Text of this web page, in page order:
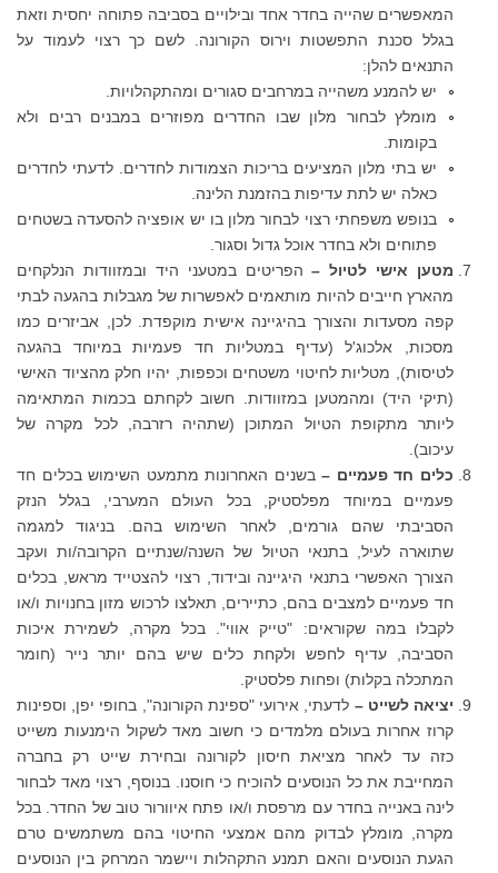
המאפשרים שהייה בחדר אחד ובילויים בסביבה פתוחה יחסית וזאת
בגלל סכנת התפשטות וירוס הקורונה. לשם כך רצוי לעמוד על
התנאים להלן:
יש להמנע משהייה במרחבים סגורים ומהתקהלויות.
מומלץ לבחור מלון שבו החדרים מפוזרים במבנים רבים ולא
בקומות.
יש בתי מלון המציעים בריכות הצמודות לחדרים. לדעתי לחדרים
כאלה יש לתת עדיפות בהזמנת הלינה.
בנופש משפחתי רצוי לבחור מלון בו יש אופציה להסעדה בשטחים
פתוחים ולא בחדר אוכל גדול וסגור.
מטען אישי לטיול –הפריטים במטעני היד ובמזוודות הנלקחים
מהארץ חייבים להיות מותאמים לאפשרות של מגבלות בהגעה לבתי
קפה מסעדות והצורך בהיגיינה אישית מוקפדת. לכן, אביזרים כמו
מסכות, אלכוג'ל (עדיף במטליות חד פעמיות במיוחד בהגעה
לטיסות), מטליות לחיטוי משטחים וכפפות, יהיו חלק מהציוד האישי
(תיקי היד) ומהמטען במזוודות. חשוב לקחתם בכמות המתאימה
ליותר מתקופת הטיול המתוכן (שתהיה רזרבה, לכל מקרה של
עיכוב).
כלים חד פעמיים –בשנים האחרונות מתמעט השימוש בכלים חד
פעמיים במיוחד מפלסטיק, בכל העולם המערבי, בגלל הנזק
הסביבתי שהם גורמים, לאחר השימוש בהם. בניגוד למגמה
שתוארה לעיל, בתנאי הטיול של השנה/שנתיים הקרובה/ות ועקב
הצורך האפשרי בתנאי היגיינה ובידוד, רצוי להצטייד מראש, בכלים
חד פעמיים למצבים בהם, כתיירים, תאלצו לרכוש מזון בחנויות ו/או
לקבלו במה שקוראים: "טייק אווי". בכל מקרה, לשמירת איכות
הסביבה, עדיף לחפש ולקחת כלים שיש בהם יותר נייר (חומר
המתכלה בקלות) ופחות פלסטיק.
יציאה לשייט – לדעתי, אירועי "ספינת הקורונה", בחופי יפן, וספינות
קרוז אחרות בעולם מלמדים כי חשוב מאד לשקול הימנעות משייט
כזה עד לאחר מציאת חיסון לקורונה ובחירת שייט רק בחברה
המחייבת את כל הנוסעים להוכיח כי חוסנו. בנוסף, רצוי מאד לבחור
לינה באנייה בחדר עם מרפסת ו/או פתח איוורור טוב של החדר. בכל
מקרה, מומלץ לבדוק מהם אמצעי החיטוי בהם משתמשים טרם
הגעת הנוסעים והאם תמנע התקהלות ויישמר המרחק בין הנוסעים